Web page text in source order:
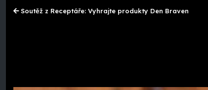
Soutěž z Receptáře: Vyhrajte produkty Den Braven